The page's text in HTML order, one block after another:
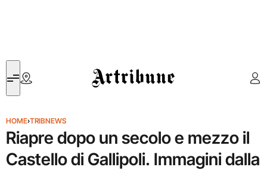
Artribune
HOME›TRIBNEWS
Riapre dopo un secolo e mezzo il
Castello di Gallipoli. Immagini dalla